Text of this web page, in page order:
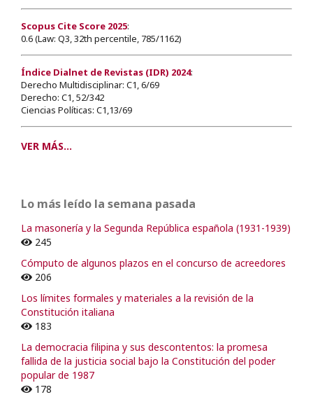
Scopus Cite Score 2025:
0.6 (Law: Q3, 32th percentile, 785/1162)
Índice Dialnet de Revistas (IDR) 2024:
Derecho Multidisciplinar: C1, 6/69
Derecho: C1, 52/342
Ciencias Políticas: C1,13/69
VER MÁS...
Lo más leído la semana pasada
La masonería y la Segunda República española (1931-1939)
245
Cómputo de algunos plazos en el concurso de acreedores
206
Los límites formales y materiales a la revisión de la
Constitución italiana
183
La democracia filipina y sus descontentos: la promesa
fallida de la justicia social bajo la Constitución del poder
popular de 1987
178